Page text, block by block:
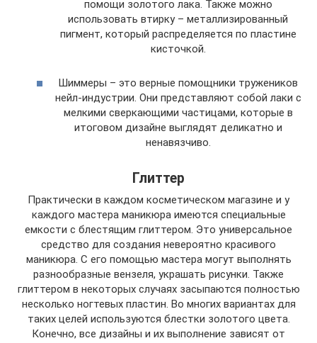
помощи золотого лака. Также можно
использовать втирку – металлизированный
пигмент, который распределяется по пластине
кисточкой.
Шиммеры – это верные помощники тружеников
нейл-индустрии. Они представляют собой лаки с
мелкими сверкающими частицами, которые в
итоговом дизайне выглядят деликатно и
ненавязчиво.
Глиттер
Практически в каждом косметическом магазине и у
каждого мастера маникюра имеются специальные
емкости с блестящим глиттером. Это универсальное
средство для создания невероятно красивого
маникюра. С его помощью мастера могут выполнять
разнообразные вензеля, украшать рисунки. Также
глиттером в некоторых случаях засыпаются полностью
несколько ногтевых пластин. Во многих вариантах для
таких целей используются блестки золотого цвета.
Конечно, все дизайны и их выполнение зависят от